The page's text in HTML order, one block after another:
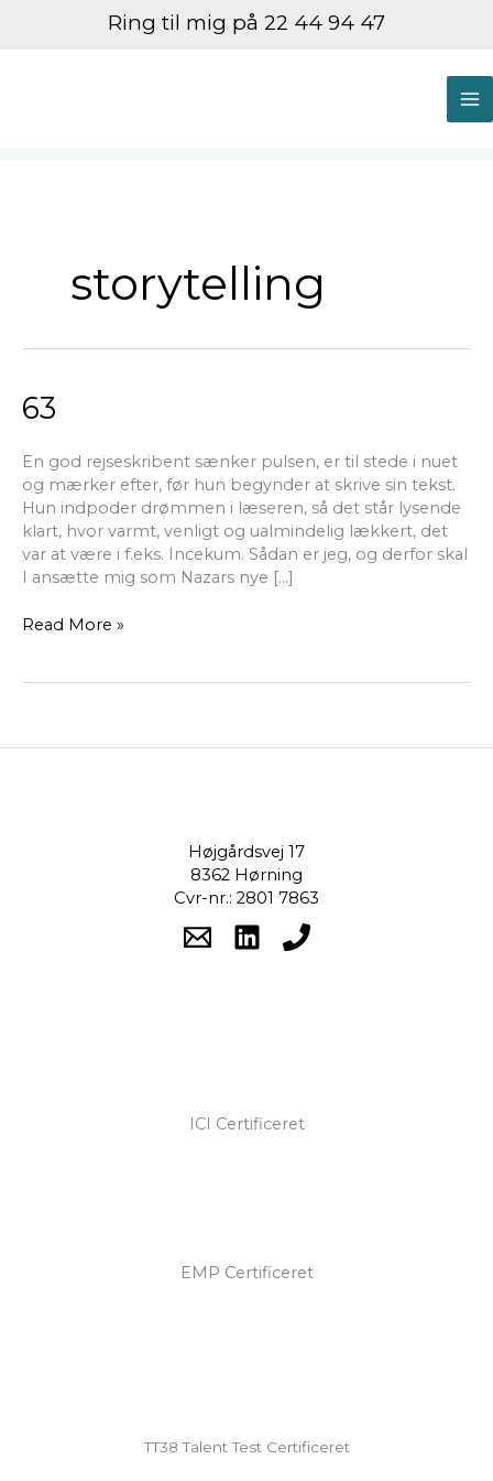
Ring til mig på 22 44 94 47
storytelling
63
En god rejseskribent sænker pulsen, er til stede i nuet
og mærker efter, før hun begynder at skrive sin tekst.
Hun indpoder drømmen i læseren, så det står lysende
klart, hvor varmt, venligt og ualmindelig lækkert, det
var at være i f.eks. Incekum. Sådan er jeg, og derfor skal
I ansætte mig som Nazars nye […]
63
Read More »
Højgårdsvej 17
8362 Hørning
Cvr-nr.: 2801 7863
ICI Certificeret
EMP Certificeret
TT38 Talent Test Certificeret